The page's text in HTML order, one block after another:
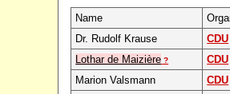
Name
Dr. Rudolf Krause
CDU
Lothar de Maizière ? CDU
Marion Valsmann
CDU